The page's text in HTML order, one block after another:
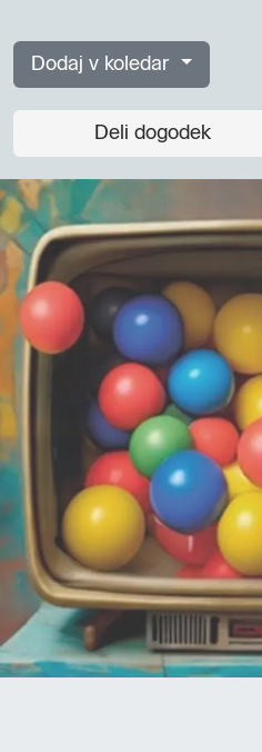
Dodaj v koledar
Deli dogodek